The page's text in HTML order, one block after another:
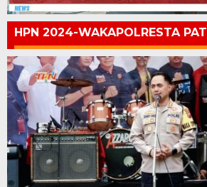
HPN 2024-WAKAPOLRESTA PATI